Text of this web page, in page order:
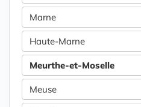
Marne
Haute-Marne
Meurthe-et-Moselle
Meuse